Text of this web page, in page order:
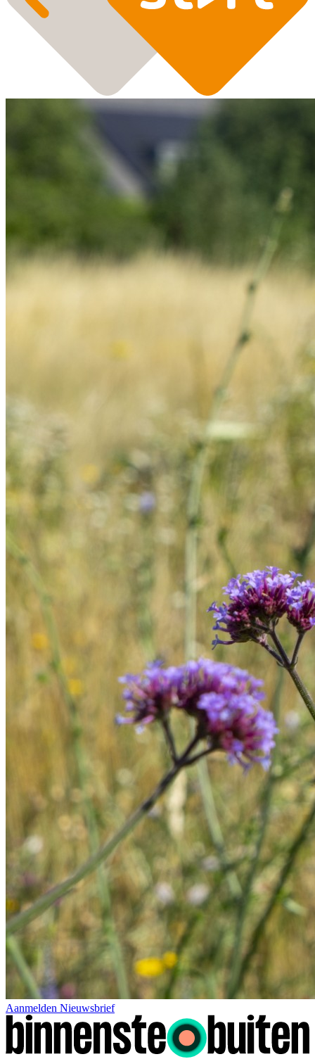
Aanmelden Nieuwsbrief